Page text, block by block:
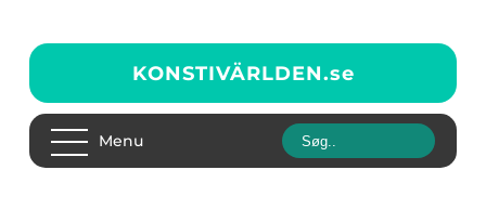
KONSTIVÄRLDEN.se
Menu